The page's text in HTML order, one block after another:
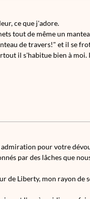
ce que j'adore.
tout de même un
de travers!" et il se
il s'habitue bien à moi.
pour votre
par des lâches que
de Liberty, mon rayon de